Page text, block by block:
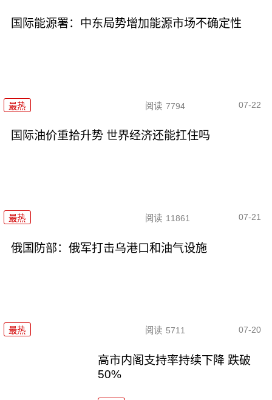
国际能源署：中东局势增加能源市场不确定性
最热 阅读 7794 07-22
国际油价重拾升势 世界经济还能扛住吗
最热 阅读 11861 07-21
俄国防部：俄军打击乌港口和油气设施
最热 阅读 5711 07-20
高市内阁支持率持续下降 跌破
50%